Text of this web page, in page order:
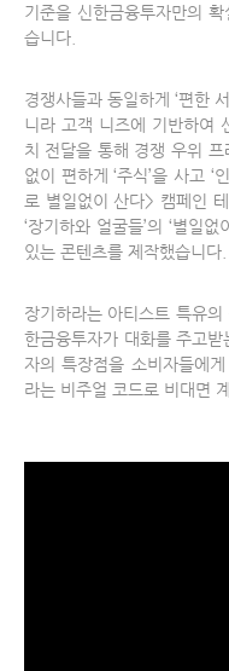
기준을 신한금융투자만의
습니다.
경쟁사들과 동일하게 ‘편한
니라 고객 니즈에 기반하여
치 전달을 통해 경쟁 우위
없이 편하게 ‘주식’을 사고 ‘
로 별일없이 산다> 캠페인
‘장기하와 얼굴들’의 ‘별일
있는 콘텐츠를 제작했습니다.
장기하라는 아티스트 특유
한금융투자가 대화를 주고
자의 특장점을 소비자들에
라는 비주얼 코드로 비대면